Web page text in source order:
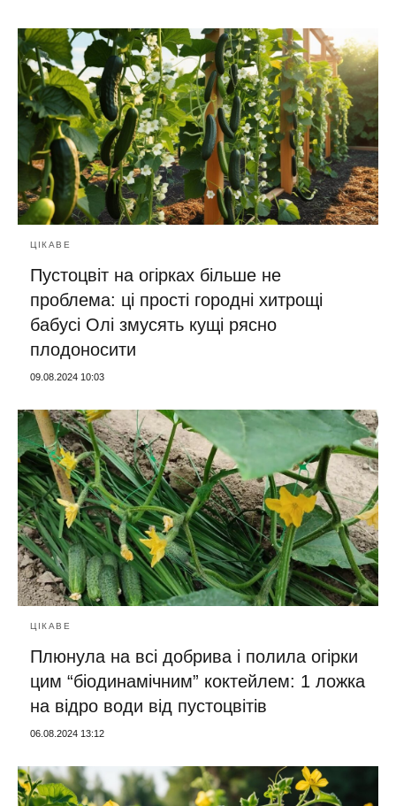
ЦІКАВЕ
Пустоцвіт на огірках більше не
проблема: ці прості городні хитрощі
бабусі Олі змусять кущі рясно
плодоносити
09.08.2024 10:03
ЦІКАВЕ
Плюнула на всі добрива і полила огірки
цим “біодинамічним” коктейлем: 1 ложка
на відро води від пустоцвітів
06.08.2024 13:12